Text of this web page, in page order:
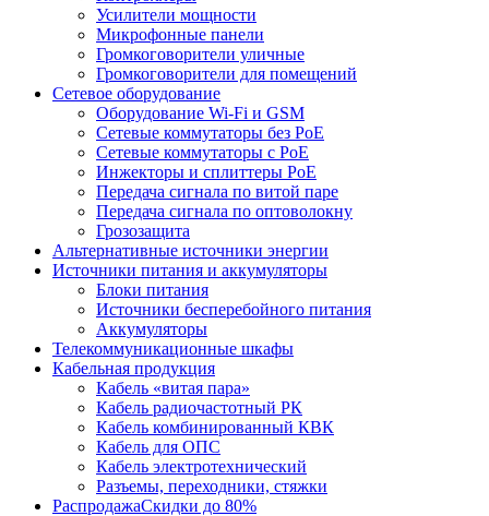
Усилители мощности
Микрофонные панели
Громкоговорители уличные
Громкоговорители для помещений
Сетевое оборудование
Оборудование Wi-Fi и GSM
Сетевые коммутаторы без PoE
Сетевые коммутаторы с PoE
Инжекторы и сплиттеры PoE
Передача сигнала по витой паре
Передача сигнала по оптоволокну
Грозозащита
Альтернативные источники энергии
Источники питания и аккумуляторы
Блоки питания
Источники бесперебойного питания
Аккумуляторы
Телекоммуникационные шкафы
Кабельная продукция
Кабель «витая пара»
Кабель радиочастотный РК
Кабель комбинированный КВК
Кабель для ОПС
Кабель электротехнический
Разъемы, переходники, стяжки
РаспродажаСкидки до 80%